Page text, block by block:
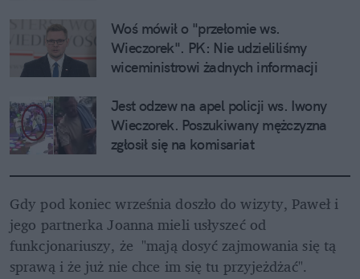
Woś mówił o "przełomie ws.
Wieczorek". PK: Nie udzieliliśmy
wiceministrowi żadnych informacji
Jest odzew na apel policji ws. Iwony
Wieczorek. Poszukiwany mężczyzna
zgłosił się na komisariat
Gdy pod koniec września doszło do wizyty, Paweł i
jego partnerka Joanna mieli usłyszeć od
funkcjonariuszy, że  "mają dosyć zajmowania się tą
sprawą i że już nie chce im się tu przyjeżdżać".